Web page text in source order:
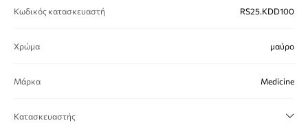
Κωδικός κατασκευαστή RS25.KDD100
Χρώμα μαύρο
Μάρκα Medicine
Κατασκευαστής